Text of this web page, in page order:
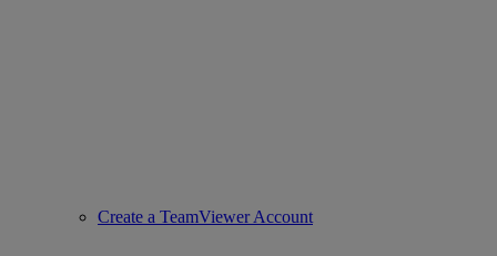
Create a TeamViewer Account